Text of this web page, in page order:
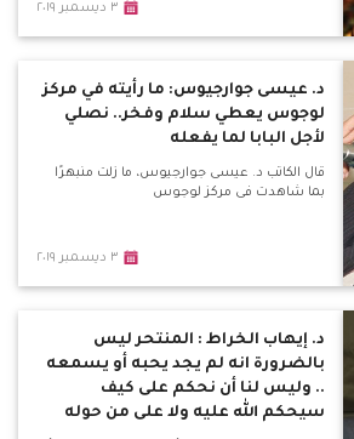
٣ ديسمبر ٢٠١٩
د. عيسى جوارجيوس: ما رأيته في مركز
لوجوس يعطي سلام وفخر.. نصلي
لأجل البابا لما يفعله
قال الكاتب د. عيسى جوارجيوس، ما زلت منبهرًا
بما شاهدت فى مركز لوجوس
٣ ديسمبر ٢٠١٩
د. إيهاب الخراط : المنتحر ليس
بالضرورة انه لم يجد يحبه أو يسمعه
.. وليس لنا أن نحكم على كيف
سيحكم الله عليه ولا على من حوله